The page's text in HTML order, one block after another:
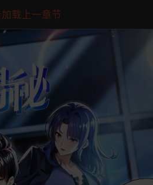
载上一章节